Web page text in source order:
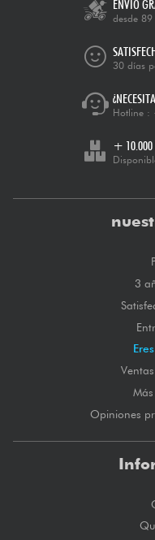
ENVÍO
desde
30 días
Hotline :
+ 10.000
3
Opiniones